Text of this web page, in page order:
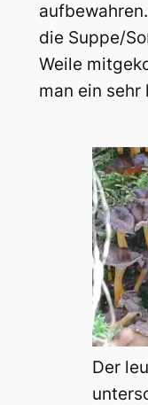
die Suppe/
Weile
man ein
Der